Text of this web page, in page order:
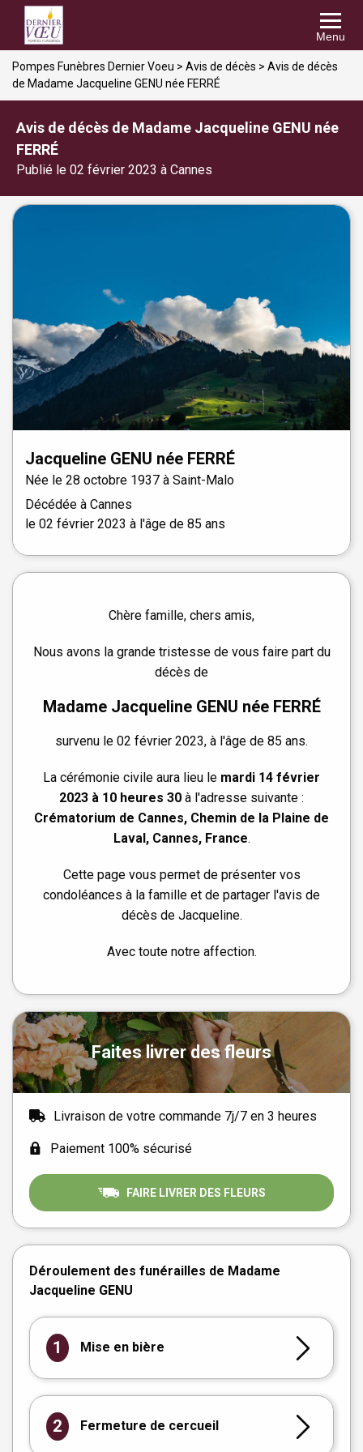
Menu
Pompes Funèbres Dernier Voeu > Avis de décès > Avis de décès
de Madame Jacqueline GENU née FERRÉ
Avis de décès de Madame Jacqueline GENU née
FERRÉ
Publié le 02 février 2023 à Cannes
Jacqueline GENU née FERRÉ
Née le 28 octobre 1937 à Saint-Malo
Décédée à Cannes
le 02 février 2023 à l'âge de 85 ans
Chère famille, chers amis,
Nous avons la grande tristesse de vous faire part du
décès de
Madame Jacqueline GENU née FERRÉ
survenu le 02 février 2023, à l'âge de 85 ans.
La cérémonie civile aura lieu le mardi 14 février
2023 à 10 heures 30 à l'adresse suivante :
Crématorium de Cannes, Chemin de la Plaine de
Laval, Cannes, France.
Cette page vous permet de présenter vos
condoléances à la famille et de partager l'avis de
décès de Jacqueline.
Avec toute notre affection.
Faites livrer des fleurs
Livraison de votre commande 7j/7 en 3 heures
Paiement 100% sécurisé
FAIRE LIVRER DES FLEURS
Déroulement des funérailles de Madame
Jacqueline GENU
1 Mise en bière
2 Fermeture de cercueil